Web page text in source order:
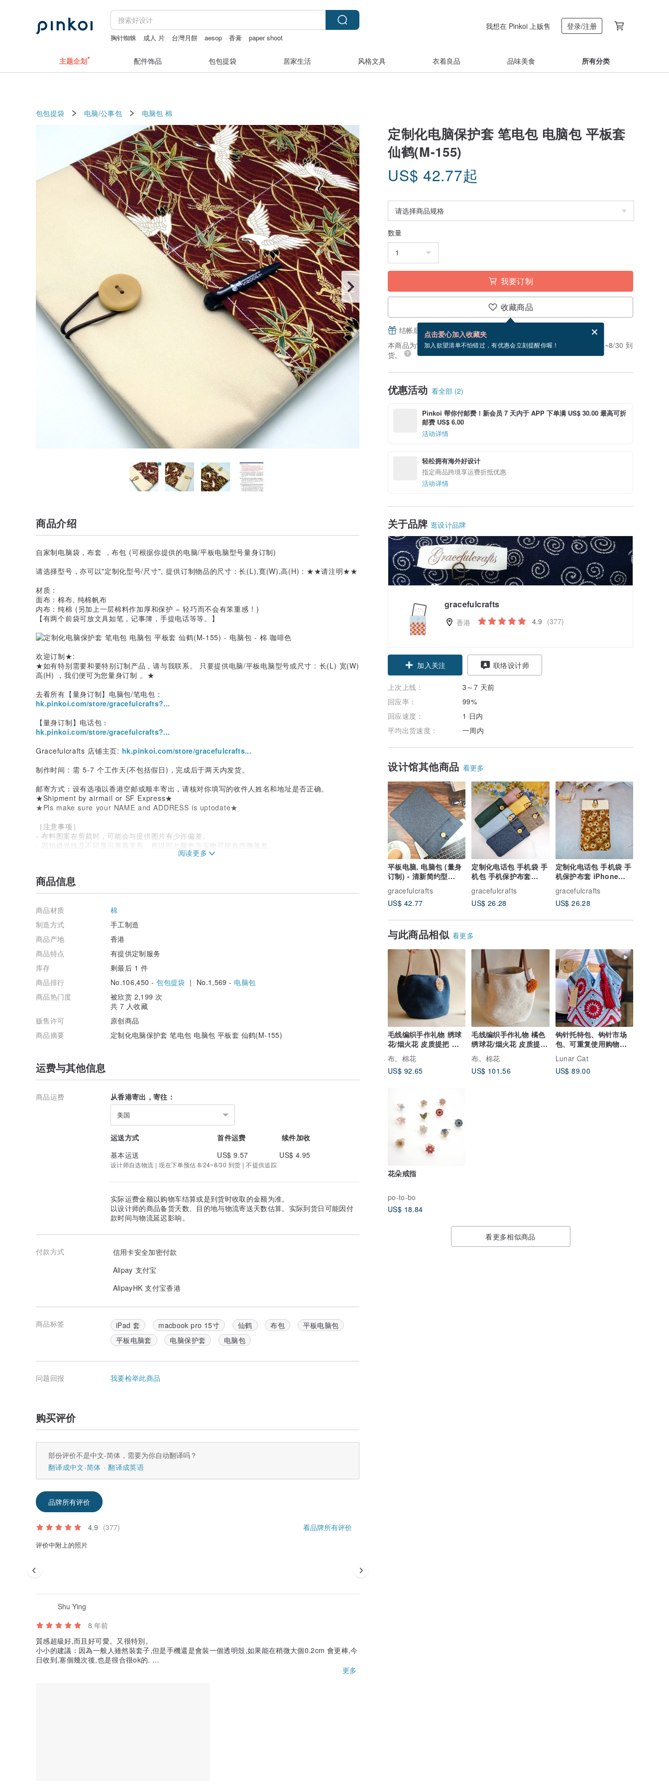
胸针蜘蛛 成人 片 台灣月餅 aesop 香膏
paper shoot
我想在 Pinkoi 上贩售 登录/注册
主题企划 配件饰品 包包提袋 居家生活 风格文具 衣着良品 品味美食 所有分类
包包提袋 电脑/公事包 电脑包 棉
定制化电脑保护套 笔电包 电脑包 平板套
仙鹤(M-155)
US$ 42.77起
数量
我要订制
收藏商品
点击爱心加入收藏夹
加入欲望清单不怕错过，有优惠会立刻提醒你喔！
结帐后填写并分享，免费帮你寄送电子贺卡。
电子贺卡是什么？
本商品为“接单订制”。付款后需 5 个工作天制作。现在下单预估 8/24~8/30 到
货。
优惠活动 看全部 (2)
Pinkoi 帮你付邮费！新会员 7 天内于 APP 下单满 US$ 30.00 最高可折
邮费 US$ 6.00
活动详情
轻松拥有海外好设计
指定商品跨境享运费折抵优惠
活动详情
关于品牌 逛设计品牌
gracefulcrafts
香港 4.9 (377)
加入关注 联络设计师
上次上线：
3～7 天前
回应率：
99%
回应速度：
1 日内
平均出货速度：
一周内
设计馆其他商品 看更多
平板电脑, 电脑包 (量身
订制) - 清新简约型
(Mac2501-Blue gray)
gracefulcrafts
US$ 42.77
定制化电话包 手机袋 手
机包 手机保护布套
(PB2505) 6色
gracefulcrafts
US$ 26.28
定制化电话包 手机袋 手
机保护布套 iPhone
Samsung 小花 26-
P002
gracefulcrafts
US$ 26.28
与此商品相似 看更多
毛线编织手作礼物 绣球
花/烟火花 皮质提把 深
蓝台湾苎麻手编包
布。棉花
US$ 92.65
毛线编织手作礼物 橘色
绣球花/烟火花 皮质提把
白色棉麻手编包
布。棉花
US$ 101.56
钩针托特包、钩针市场
包、可重复使用购物
袋、海滩包（钩针编
织）
Lunar Cat
US$ 89.00
花朵戒指
po-to-bo
US$ 18.84
看更多相似商品
商品介绍
自家制电脑袋，布套 ，布包 (可根据你提供的电脑/平板电脑型号量身订制)
请选择型号，亦可以"定制化型号/尺寸", 提供订制物品的尺寸：长(L),寛(W),高(H)：★★请注明★★
材质：
面布：棉布, 纯棉帆布
内布：纯棉 (另加上一层棉料作加厚和保护 – 轻巧而不会有笨重感 ! )
【有两个前袋可放文具如笔，记事簿，手提电话等等。】
欢迎订制★:
★如有特别需要和要特别订制产品，请与我联系。 只要提供电脑/平板电脑型号或尺寸 : 长(L) 宽(W)
高(H) ，我们便可为您量身订制 。★
去看所有【量身订制】电脑包/笔电包：
hk.pinkoi.com/store/gracefulcrafts?...
【量身订制】电话包：
hk.pinkoi.com/store/gracefulcrafts?...
Gracefulcrafts 店铺主页: hk.pinkoi.com/store/gracefulcrafts...
制作时间 : 需 5-7 个工作天(不包括假日)，完成后于两天内发货。
邮寄方式：设有选项以香港空邮或顺丰寄出，请核对你填写的收件人姓名和地址是否正确。
★Shipment by airmail or SF Express★
★Pls make sure your NAME and ADDRESS is uptodate★
［注意事项］
- 布料图案在剪裁时，可能会与提供图片有少许偏差。
- 因拍摄光线及不同显示屏幕关系，所以照片颜色与实物可能有些微落差。
商品信息
商品材质
棉
制造方式
手工制造
商品产地
香港
商品特点
有提供定制服务
库存
剩最后 1 件
商品排行
No.106,450 -包包提袋 | No.1,569 - 电脑包
商品热门度
被欣赏 2,199 次
共 7 人收藏
贩售许可
原创商品
商品摘要
定制化电脑保护套 笔电包 电脑包 平板套 仙鹤(M-155)
运费与其他信息
商品运费 从香港寄出，寄往：
美国
运送方式 首件运费
续件加收
基本运送
US$ 9.57 US$ 4.95
设计师自选物流 | 现在下单预估 8/24~8/30 到货 | 不提供追踪
实际运费金额以购物车结算或是到货时收取的金额为准。
以设计师的商品备货天数、目的地与物流寄送天数估算。实际到货日可能因付
款时间与物流延迟影响。
付款方式
信用卡安全加密付款
Alipay 支付宝
AlipayHK 支付宝香港
商品标签 iPad 套 macbook pro 15寸 仙鹤 布包
平板电脑包
平板电脑套
电脑保护套 电脑包
问题回报 我要检举此商品
购买评价
部份评价不是中文-简体，需要为你自动翻译吗？
翻译成中文-简体
翻译成英语
品牌所有评价
4.9 (377) 看品牌所有评价
评价中附上的照片
Shu Ying
8 年前
質感超級好,而且好可愛。又很特別。
小小的建議：因為一般人雖然裝套子,但是手機還是會裝一個透明殼,如果能在稍微大個0.2cm 會更棒,今
日收到,塞個幾次後,也是很合很ok的.
更多